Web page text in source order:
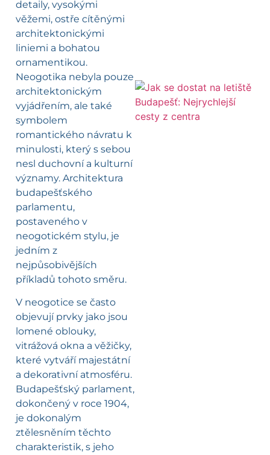
detaily, vysokými
věžemi, ostře cítěnými
architektonickými
liniemi a bohatou
ornamentikou.
Neogotika nebyla pouze
architektonickým
vyjádřením, ale také
symbolem
romantického návratu k
minulosti, který s sebou
nesl duchovní a kulturní
významy. Architektura
budapešťského
parlamentu,
postaveného v
neogotickém stylu, je
jedním z
nejpůsobivějších
příkladů tohoto směru.
V neogotice se často
objevují prvky jako jsou
lomené oblouky,
vitrážová okna a věžičky,
které vytváří majestátní
a dekorativní atmosféru.
Budapešťský parlament,
dokončený v roce 1904,
je dokonalým
ztělesněním těchto
charakteristik, s jeho